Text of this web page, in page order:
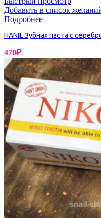
Добавить в список
Подробнее
HANIL Зубная паста с
470₽